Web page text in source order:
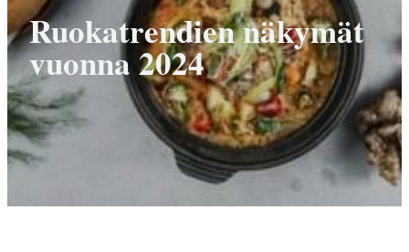
Ruokatrendien näkymät
vuonna 2024